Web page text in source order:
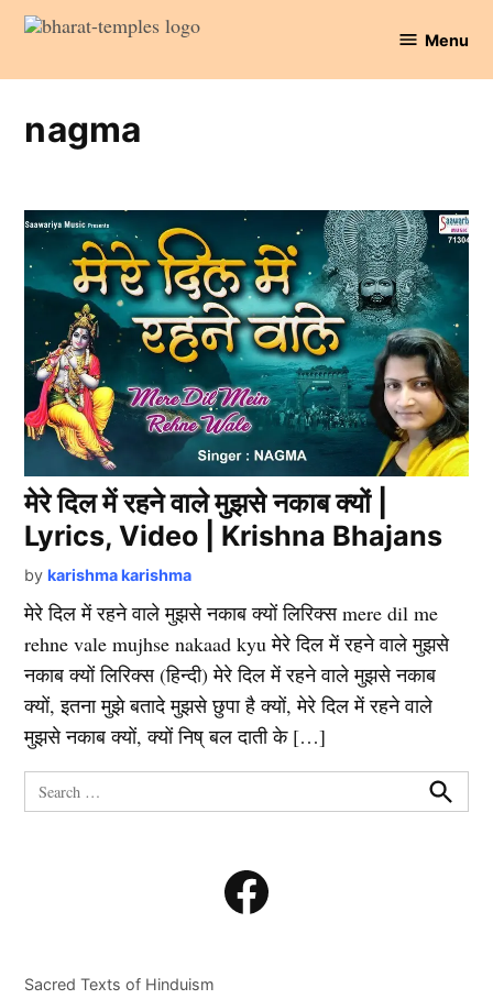
Skip
content
Temples
Menu
nagma
मेरे दिल में रहने वाले मुझसे नकाब क्यों |
Lyrics, Video | Krishna Bhajans
by karishma karishma
मेरे दिल में रहने वाले मुझसे नकाब क्यों लिरिक्स mere dil me
rehne vale mujhse nakaad kyu मेरे दिल में रहने वाले मुझसे
नकाब क्यों लिरिक्स (हिन्दी) मेरे दिल में रहने वाले मुझसे नकाब
क्यों, इतना मुझे बतादे मुझसे छुपा है क्यों, मेरे दिल में रहने वाले
मुझसे नकाब क्यों, क्यों निष् बल दाती के […]
Search
for:
Search
Facebook
Sacred Texts of Hinduism